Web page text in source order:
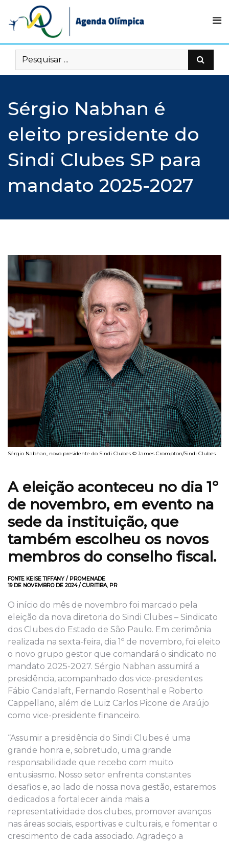
content
Sérgio Nabhan é
eleito presidente do
Sindi Clubes SP para
mandato 2025-2027
Sérgio Nabhan, novo presidente do Sindi Clubes © James Crompton/Sindi Clubes
A eleição aconteceu no dia 1º
de novembro, em evento na
sede da instituição, que
também escolheu os novos
membros do conselho fiscal.
FONTE KEISE TIFFANY / PROMENADE
19 DE NOVEMBRO DE 2024 / CURITIBA, PR
O início do mês de novembro foi marcado pela
eleição da nova diretoria do Sindi Clubes – Sindicato
dos Clubes do Estado de São Paulo. Em cerimônia
realizada na sexta-feira, dia 1º de novembro, foi eleito
o novo grupo gestor que comandará o sindicato no
mandato 2025-2027. Sérgio Nabhan assumirá a
presidência, acompanhado dos vice-presidentes
Fábio Candalaft, Fernando Rosenthal e Roberto
Cappellano, além de Luiz Carlos Picone de Araújo
como vice-presidente financeiro.
“Assumir a presidência do Sindi Clubes é uma
grande honra e, sobretudo, uma grande
responsabilidade que recebo com muito
entusiasmo. Nosso setor enfrenta constantes
desafios e, ao lado de nossa nova gestão, estaremos
dedicados a fortalecer ainda mais a
representatividade dos clubes, promover avanços
nas áreas sociais, esportivas e culturais, e fomentar o
crescimento de cada associado. Agradeço a